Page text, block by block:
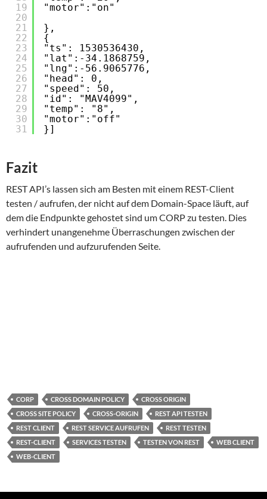
19
20
21
22
23
24
25
26
27
28
29
30
31
"motor":"on"
},
{
"ts": 1530536430,
"lat":-34.1868759,
"lng":-56.9065776,
"head": 0,
"speed": 50,
"id": "MAV4099",
"temp": "8",
"motor":"off"
}]
Fazit
REST API’s lassen sich am Besten mit einem REST-Client
testen / aufrufen, der nicht auf dem Domain-Space läuft, auf
dem die Endpunkte gehostet sind um CORP zu testen. Dies
verhindert unangenehme Überraschungen zwischen der
aufrufenden und aufzurufenden Seite.
CORP CROSS DOMAIN POLICY
CROSS ORIGIN
CROSS SITE POLICY
CROSS-ORIGIN
REST API TESTEN
REST CLIENT
REST SERVICE AUFRUFEN
REST TESTEN
REST-CLIENT
SERVICES TESTEN TESTEN VON REST
WEB CLIENT
WEB-CLIENT